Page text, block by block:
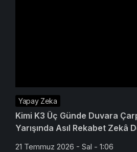
Yapay Zeka
Kimi K3 Üç Günde Duvara
Yarışında Asıl Rekabet Zekâ
21 Temmuz 2026 - Sal - 1:06